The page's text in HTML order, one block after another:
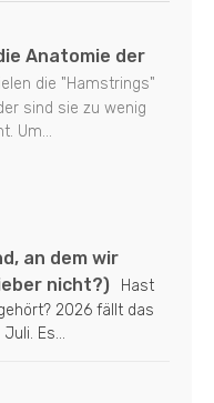
Anatomie der
die "Hamstrings"
sind sie zu wenig
Um...
an dem wir
nicht?)
Hast
2026 fällt das
Es...